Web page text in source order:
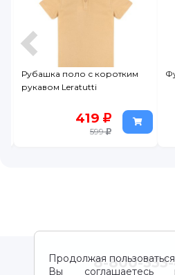
Рубашка поло с коротким
рукавом Leratutti
419
599
Продолжая
Вы соглашаетесь
8-800-